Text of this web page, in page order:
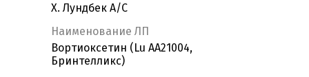
Х. Лундбек А/С
Наименование ЛП
Вортиоксетин (Lu AA21004,
Бринтелликс)